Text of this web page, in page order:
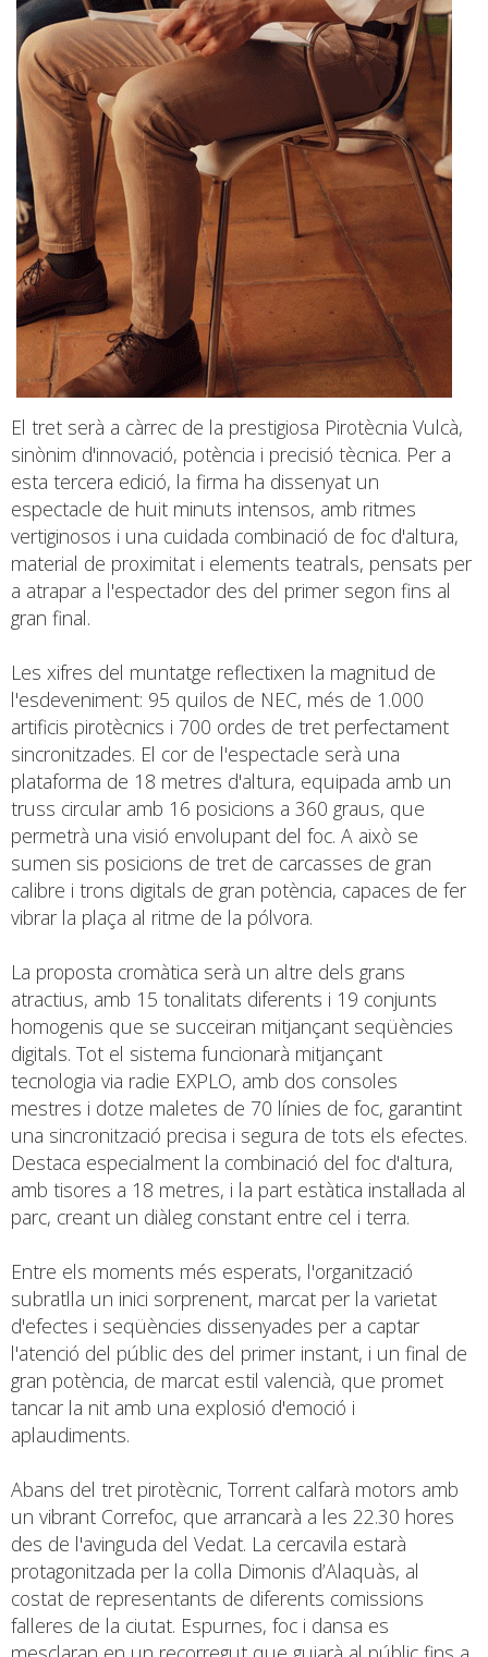
El tret serà a càrrec de la prestigiosa Pirotècnia Vulcà,
sinònim d'innovació, potència i precisió tècnica. Per a
esta tercera edició, la firma ha dissenyat un
espectacle de huit minuts intensos, amb ritmes
vertiginosos i una cuidada combinació de foc d'altura,
material de proximitat i elements teatrals, pensats per
a atrapar a l'espectador des del primer segon fins al
gran final.
Les xifres del muntatge reflectixen la magnitud de
l'esdeveniment: 95 quilos de NEC, més de 1.000
artificis pirotècnics i 700 ordes de tret perfectament
sincronitzades. El cor de l'espectacle serà una
plataforma de 18 metres d'altura, equipada amb un
truss circular amb 16 posicions a 360 graus, que
permetrà una visió envolupant del foc. A això se
sumen sis posicions de tret de carcasses de gran
calibre i trons digitals de gran potència, capaces de fer
vibrar la plaça al ritme de la pólvora.
La proposta cromàtica serà un altre dels grans
atractius, amb 15 tonalitats diferents i 19 conjunts
homogenis que se succeiran mitjançant seqüències
digitals. Tot el sistema funcionarà mitjançant
tecnologia via radie EXPLO, amb dos consoles
mestres i dotze maletes de 70 línies de foc, garantint
una sincronització precisa i segura de tots els efectes.
Destaca especialment la combinació del foc d'altura,
amb tisores a 18 metres, i la part estàtica instal·lada al
parc, creant un diàleg constant entre cel i terra.
Entre els moments més esperats, l'organització
subratlla un inici sorprenent, marcat per la varietat
d'efectes i seqüències dissenyades per a captar
l'atenció del públic des del primer instant, i un final de
gran potència, de marcat estil valencià, que promet
tancar la nit amb una explosió d'emoció i
aplaudiments.
Abans del tret pirotècnic, Torrent calfarà motors amb
un vibrant Correfoc, que arrancarà a les 22.30 hores
des de l'avinguda del Vedat. La cercavila estarà
protagonitzada per la colla Dimonis d’Alaquàs, al
costat de representants de diferents comissions
falleres de la ciutat. Espurnes, foc i dansa es